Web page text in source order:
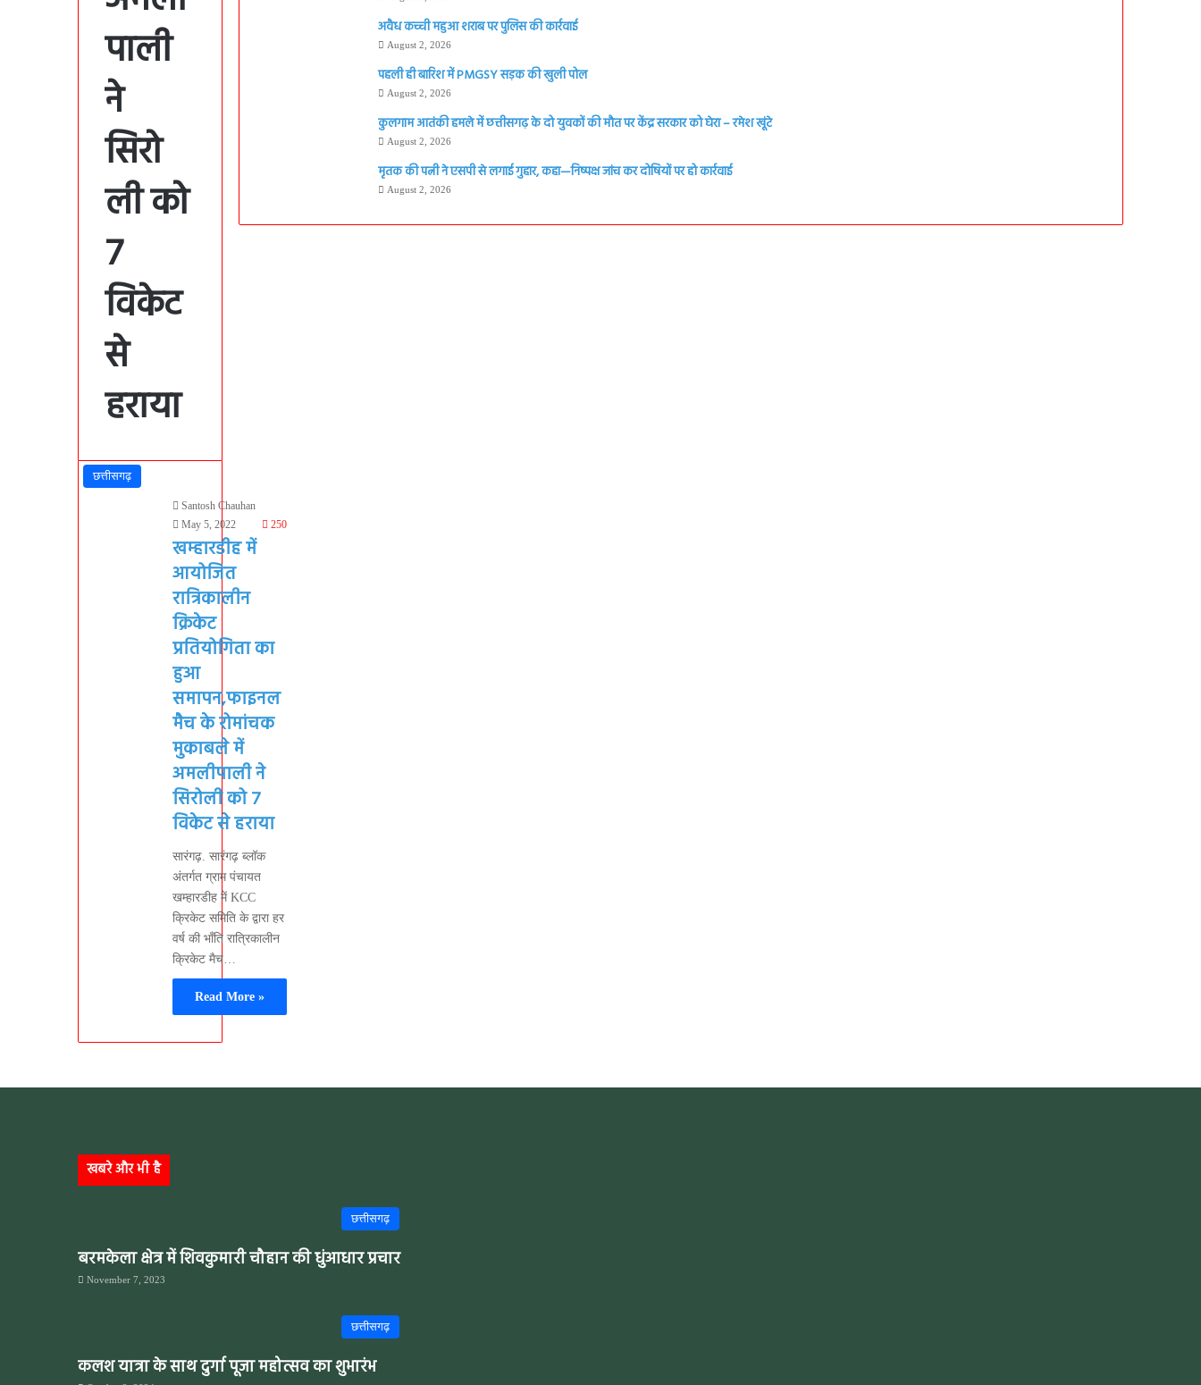
पाली
ने
सिरो
ली को
7
विकेट
से
हराया
छत्तीसगढ़
Santosh Chauhan
May 5, 2022
250
खम्हारडीह में
आयोजित
रात्रिकालीन
क्रिकेट
प्रतियोगिता का
हुआ
समापन,फाइनल
मैच के रोमांचक
मुकाबले में
अमलीपाली ने
सिरोली को 7
विकेट से हराया
सारंगढ़. सारंगढ़ ब्लॉक
अंतर्गत ग्राम पंचायत
खम्हारडीह में KCC
क्रिकेट समिति के द्वारा हर
वर्ष की भाँति रात्रिकालीन
क्रिकेट मैच…
Read More »
अवैध कच्ची महुआ शराब पर पुलिस की कार्रवाई
August 2, 2026
पहली ही बारिश में PMGSY सड़क की खुली पोल
August 2, 2026
कुलगाम आतंकी हमले में छत्तीसगढ़ के दो युवकों की मौत पर केंद्र सरकार को घेरा – रमेश खूंटे
August 2, 2026
मृतक की पत्नी ने एसपी से लगाई गुहार, कहा—निष्पक्ष जांच कर दोषियों पर हो कार्रवाई
August 2, 2026
खबरे और भी है
छत्तीसगढ़
बरमकेला क्षेत्र में शिवकुमारी चौहान की धुंआधार प्रचार
November 7, 2023
छत्तीसगढ़
कलश यात्रा के साथ दुर्गा पूजा महोत्सव का शुभारंभ